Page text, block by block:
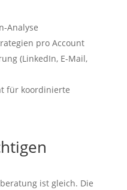
Analyse
pro Account
(LinkedIn, E-Mail,
für koordinierte
ist gleich. Die